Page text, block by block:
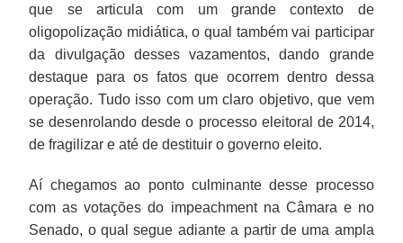
que se articula com um grande contexto de
oligopolização midiática, o qual também vai participar
da divulgação desses vazamentos, dando grande
destaque para os fatos que ocorrem dentro dessa
operação. Tudo isso com um claro objetivo, que vem
se desenrolando desde o processo eleitoral de 2014,
de fragilizar e até de destituir o governo eleito.
Aí chegamos ao ponto culminante desse processo
com as votações do impeachment na Câmara e no
Senado, o qual segue adiante a partir de uma ampla